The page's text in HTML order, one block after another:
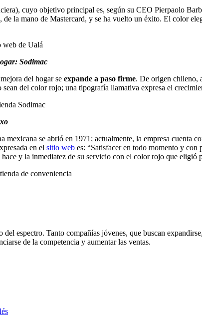
cuyo objetivo principal es, según su CEO Pierpaolo
de la mano de Mastercard, y se ha vuelto un éxito. El color
Sodimac
del hogar se expande a paso firme. De origen chileno,
sean del color rojo; una tipografía llamativa expresa el
mexicana se abrió en 1971; actualmente, la empresa cuenta
en el sitio web es: “Satisfacer en todo momento y con
y la inmediatez de su servicio con el color rojo que eligió
espectro. Tanto compañías jóvenes, que buscan
de la competencia y aumentar las ventas.